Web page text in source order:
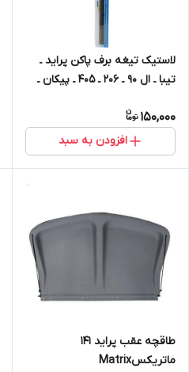
لاستیک تیغه برف پاکن پراید ـ
تیبا ـ ال ۹۰ ـ ۲۰۶ ـ ۴۰۵ ـ پیکان ـ
150,000
افزودن به سبد
طاقچه عقب پراید ۱۴۱
ماتریکسMatrix